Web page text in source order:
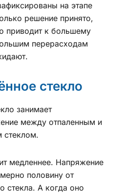
на этапе
решение принято,
приводит к большему
перерасходам
стекло
занимает
между отпаленным и
стеклом.
медленнее. Напряжение
половину от
стекла. А когда оно